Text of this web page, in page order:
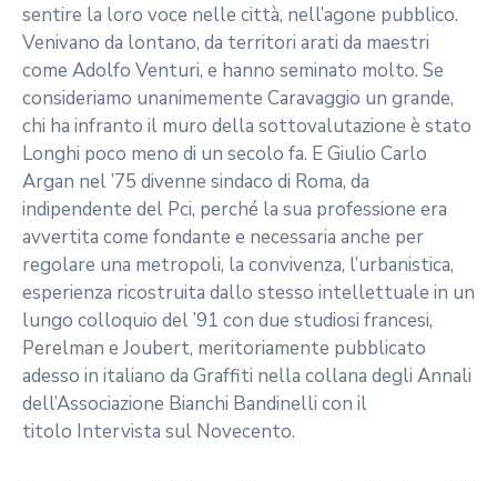
sentire la loro voce nelle città, nell’agone pubblico.
Venivano da lontano, da territori arati da maestri
come Adolfo Venturi, e hanno seminato molto. Se
consideriamo unanimemente Caravaggio un grande,
chi ha infranto il muro della sottovalutazione è stato
Longhi poco meno di un secolo fa. E Giulio Carlo
Argan nel ’75 divenne sindaco di Roma, da
indipendente del Pci, perché la sua professione era
avvertita come fondante e necessaria anche per
regolare una metropoli, la convivenza, l’urbanistica,
esperienza ricostruita dallo stesso intellettuale in un
lungo colloquio del ’91 con due studiosi francesi,
Perelman e Joubert, meritoriamente pubblicato
adesso in italiano da Graffiti nella collana degli Annali
dell’Associazione Bianchi Bandinelli con il
titolo Intervista sul Novecento.